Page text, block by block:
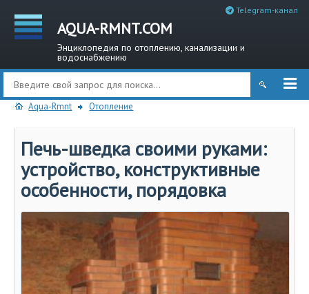
AQUA-RMNT.COM
Энциклопедия по отоплению, канализации и
водоснабжению
Telegram-канал
Aqua-Rmnt Отопление
Печь-шведка своими руками:
устройство, конструктивные
особенности, порядовка